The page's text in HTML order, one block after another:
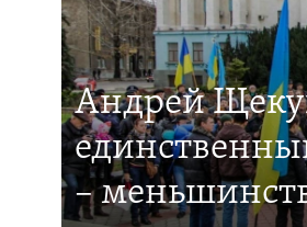
Андрей
–